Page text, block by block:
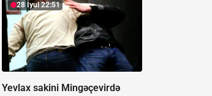
28 İyul 22:51
Yevlax sakini Mingəçevirdə